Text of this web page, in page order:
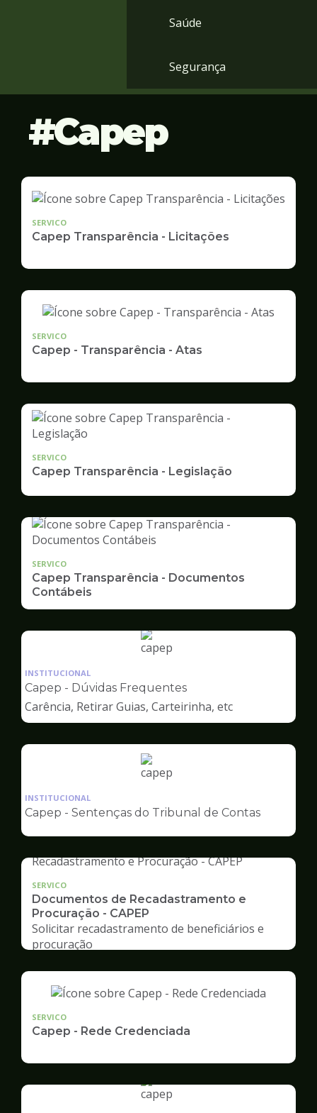
Saúde
Segurança
Capep
SERVICO
Capep Transparência - Licitações
SERVICO
Capep - Transparência - Atas
SERVICO
Capep Transparência - Legislação
SERVICO
Capep Transparência - Documentos
Contábeis
Ilustração
pagina
de
Capep
INSTITUCIONAL
Capep - Dúvidas Frequentes
Carência, Retirar Guias, Carteirinha, etc
Ilustração
pagina
Capep
INSTITUCIONAL
Capep - Sentenças do Tribunal de Contas
SERVICO
Documentos de Recadastramento e
Procuração - CAPEP
Solicitar recadastramento de beneficiários e
procuração
SERVICO
Capep - Rede Credenciada
Ilustração